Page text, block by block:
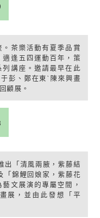
茶樂活動有夏季品賞
逢五四運動百年，策
講座。邀請最早在此
彭、鄭在東ˋ陳來興畫
顧展。
出「清風兩腋，紫藤結
「錦鯉回娘家，紫藤花
文展演的專屬空間，
展，並由此發想「平